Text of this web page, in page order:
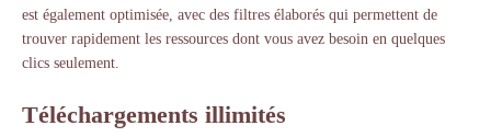
est également optimisée, avec des filtres élaborés qui permettent de
trouver rapidement les ressources dont vous avez besoin en quelques
clics seulement.
Téléchargements illimités